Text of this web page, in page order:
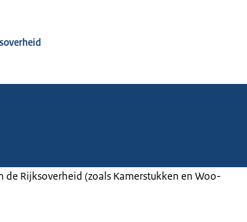
Rijksoverheid (zoals Kamerstukken en Woo-